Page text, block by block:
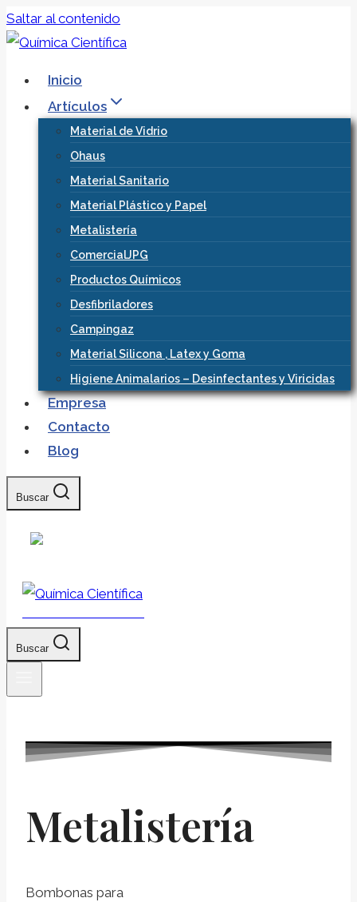
Saltar al contenido
Inicio
Artículos
Material de Vidrio
Ohaus
Material Sanitario
Material Plástico y Papel
Metalistería
ComercialJPG
Productos Químicos
Desfibriladores
Campingaz
Material Silicona , Latex y Goma
Higiene Animalarios – Desinfectantes y Viricidas
Empresa
Contacto
Blog
Buscar
Buscar
Metalistería
Bombonas para